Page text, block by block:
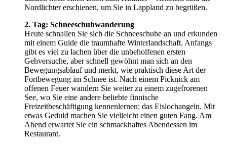
Nordlichter erschienen, um Sie in Lappland zu begrüßen.
2. Tag: Schneeschuhwanderung
Heute schnallen Sie sich die Schneeschuhe an und erkunden
mit einem Guide die traumhafte Winterlandschaft. Anfangs
gibt es viel zu lachen über die unbeholfenen ersten
Gehversuche, aber schnell gewöhnt man sich an den
Bewegungsablauf und merkt, wie praktisch diese Art der
Fortbewegung im Schnee ist. Nach einem Picknick am
offenen Feuer wandern Sie weiter zu einem zugefrorenen
See, wo Sie eine andere beliebte finnische
Freizeitbeschäftigung kennenlernen: das Eislochangeln. Mit
etwas Geduld machen Sie vielleicht einen guten Fang. Am
Abend erwartet Sie ein schmackhaftes Abendessen im
Restaurant.